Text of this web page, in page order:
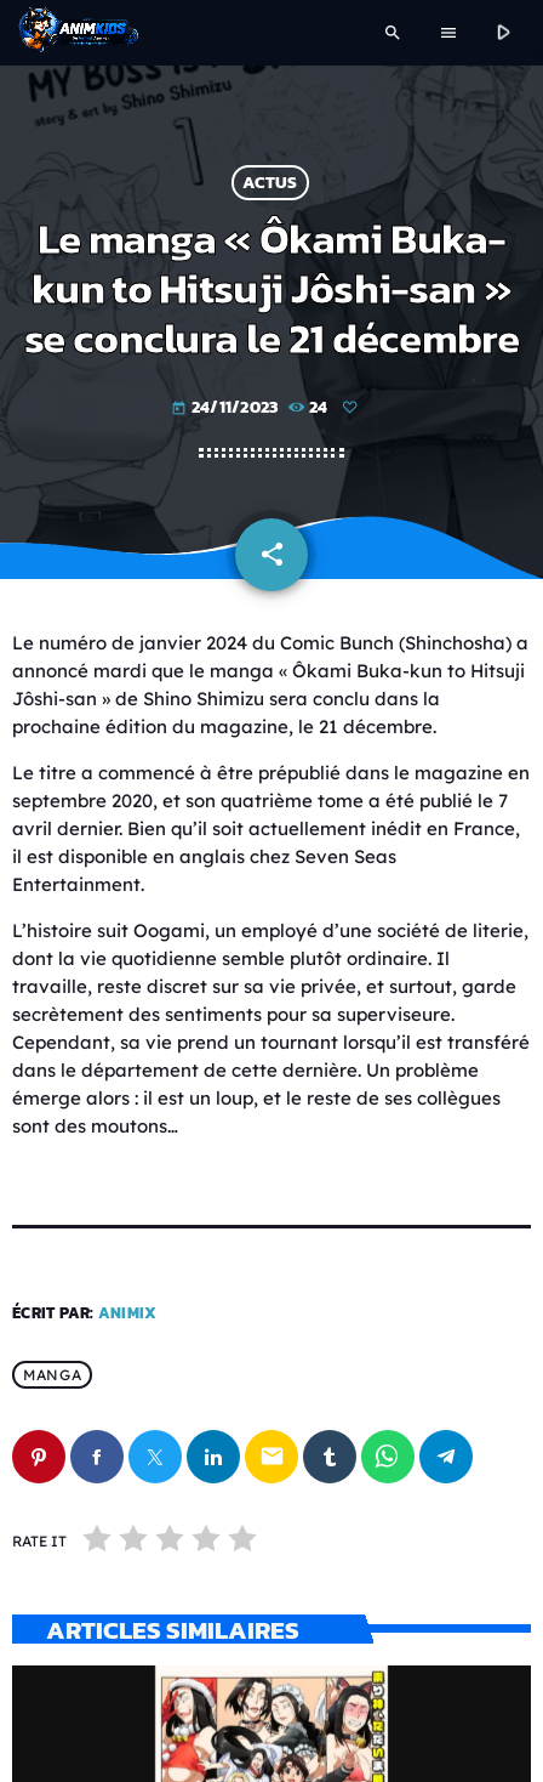
search menu play_arrow
ACTUS
Le manga « Ôkami Buka-
kun to Hitsuji Jôshi-san »
se conclura le 21 décembre
today 24/11/2023 24
share
email
Le numéro de janvier 2024 du Comic Bunch (Shinchosha) a
annoncé mardi que le manga « Ôkami Buka-kun to Hitsuji
Jôshi-san » de Shino Shimizu sera conclu dans la
prochaine édition du magazine, le 21 décembre.
Le titre a commencé à être prépublié dans le magazine en
septembre 2020, et son quatrième tome a été publié le 7
avril dernier. Bien qu’il soit actuellement inédit en France,
il est disponible en anglais chez Seven Seas
Entertainment.
L’histoire suit Oogami, un employé d’une société de literie,
dont la vie quotidienne semble plutôt ordinaire. Il
travaille, reste discret sur sa vie privée, et surtout, garde
secrètement des sentiments pour sa superviseure.
Cependant, sa vie prend un tournant lorsqu’il est transféré
dans le département de cette dernière. Un problème
émerge alors : il est un loup, et le reste de ses collègues
sont des moutons…
ÉCRIT PAR: ANIMIX
MANGA
email
RATE IT
ARTICLES SIMILAIRES